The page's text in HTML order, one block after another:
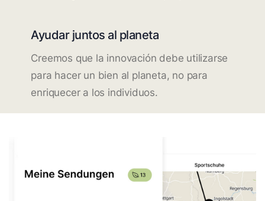
Ayudar juntos al planeta
Creemos que la innovación debe utilizarse
para hacer un bien al planeta, no para
enriquecer a los individuos.